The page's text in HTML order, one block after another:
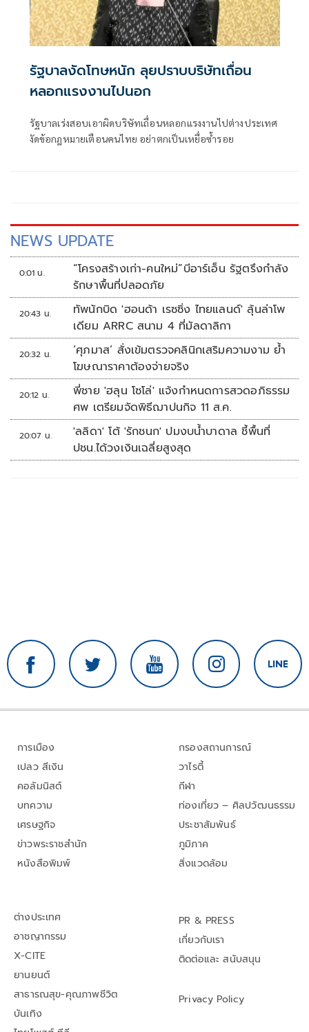
รัฐบาลงัดโทษหนัก ลุยปราบบริษัทเถื่อน
หลอกแรงงานไปนอก
รัฐบาลเร่งสอบเอาผิดบริษัทเถื่อนหลอกแรงงานไปต่างประเทศ
งัดข้อกฎหมายเตือนคนไทย อย่าตกเป็นเหยื่อซ้ำรอย
NEWS UPDATE
0:01 น.
“โครงสร้างเก่า-คนใหม่”บีอาร์เอ็น รัฐตรึงกำลัง
รักษาพื้นที่ปลอดภัย
20:43 น.
ทัพนักบิด 'ฮอนด้า เรซซิ่ง ไทยแลนด์' ลุ้นล่าโพ
เดียม ARRC สนาม 4 ที่มัลดาลิกา
20:32 น.
‘ศุภมาส’ สั่งเข้มตรวจคลินิกเสริมความงาม ย้ำ
โฆษณาราคาต้องจ่ายจริง
20:12 น.
พี่ชาย 'ฮลุน โซโล่' แจ้งกำหนดการสวดอภิธรรม
ศพ เตรียมจัดพิธีฌาปนกิจ 11 ส.ค.
20:07 น.
'ลลิดา' โต้ 'รักชนก' ปมงบน้ำบาดาล ชี้พื้นที่
ปชน.ได้วงเงินเฉลี่ยสูงสุด
การเมือง
เปลว สีเงิน
คอลัมนิสต์
บทความ
เศรษฐกิจ
ข่าวพระราชสำนัก
หนังสือพิมพ์
กรองสถานการณ์
วาไรตี้
กีฬา
ท่องเที่ยว – ศิลปวัฒนธรรม
ประชาสัมพันธ์
ภูมิภาค
สิ่งแวดล้อม
ต่างประเทศ
อาชญากรรม
X-CITE
ยานยนต์
สาธารณสุข-คุณภาพชีวิต
บันเทิง
PR & PRESS
เกี่ยวกับเรา
ติดต่อและ สนับสนุน
Privacy Policy